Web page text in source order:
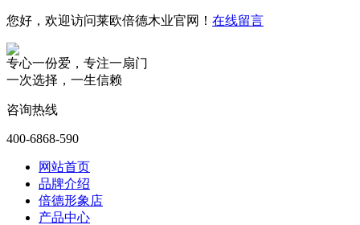
您好，欢迎访问莱欧倍德木业官网！ 在线留言
专心一份爱，专注一扇门
一次选择，一生信赖
咨询热线
400-6868-590
网站首页
品牌介绍
倍德形象店
产品中心